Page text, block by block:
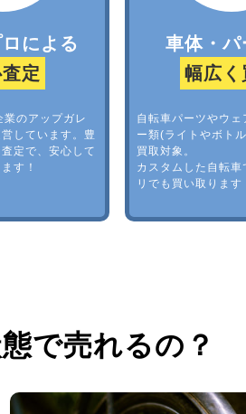
による
定
のアップガレ
しています。豊
定で、安心して
す！
車体・パ
幅広く
自転車パーツやウェ
ー類(ライトやボト
買取対象。
カスタムした自転車
リでも買い取ります
で売れるの？